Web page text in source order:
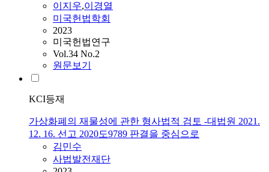
이지우,이경열
미국헌법학회
2023
미국헌법연구
Vol.34 No.2
원문보기
KCI등재
가상화폐의 재물성에 관한 형사법적 검토 -대법원 2021.
12. 16. 선고 2020도9789 판결을 중심으로
김민수
사법발전재단